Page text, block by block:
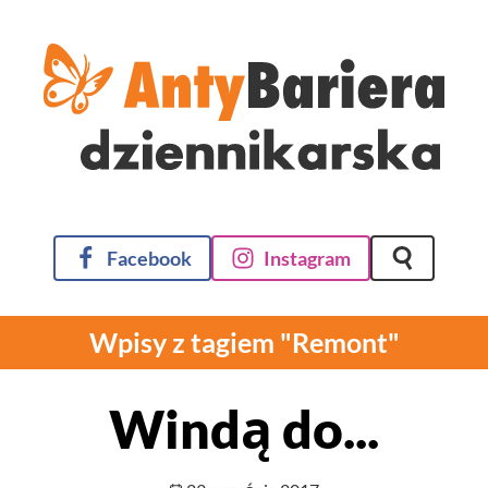
Facebook
Instagram Szukaj na
Wpisy z tagiem "Remont"
Windą do...